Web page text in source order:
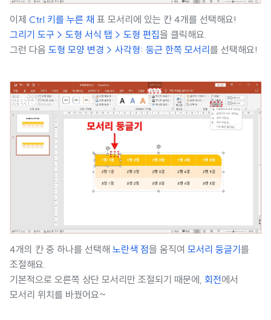
이제 Ctrl 키를 누른 채 표 모서리에 있는 칸 4개를 선택해요!
그리기 도구 > 도형 서식 탭 > 도형 편집을 클릭해요.
그런 다음 도형 모양 변경 > 사각형: 둥근 한쪽 모서리 를 선택해요!
4개의 칸 중 하나를 선택해 노란색 점을 움직여 모서리 둥글기 를
조절해요.
기본적으로 오른쪽 상단 모서리만 조절되기 때문에, 회전에서
모서리 위치를 바꿨어요~